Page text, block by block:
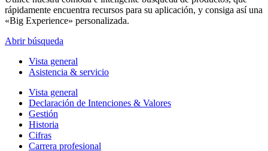
rápidamente encuentra recursos para su aplicación, y consiga así una
«Big Experience» personalizada.
Abrir búsqueda
Vista general
Asistencia & servicio
Vista general
Declaración de Intenciones & Valores
Gestión
Historia
Cifras
Carrera profesional